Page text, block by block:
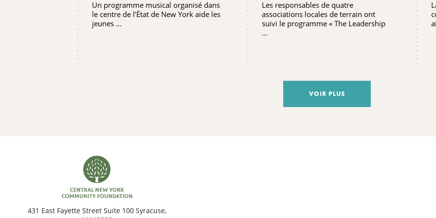
GRACENOTE
Un programme musical organisé dans
le centre de l'État de New York aide les
jeunes ...
FORMATION AU LEADERSHIP
Les responsables de quatre
associations locales de terrain ont
suivi le programme « The Leadership
...
VOIR PLUS
431 East Fayette Street Suite 100 Syracuse,